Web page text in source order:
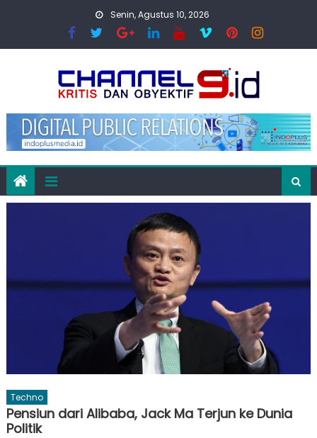
Senin, Agustus 10, 2026
Techno
Pensiun dari Alibaba, Jack Ma Terjun ke Dunia
Politik